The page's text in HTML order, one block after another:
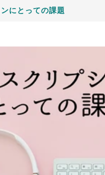
にとっての課題